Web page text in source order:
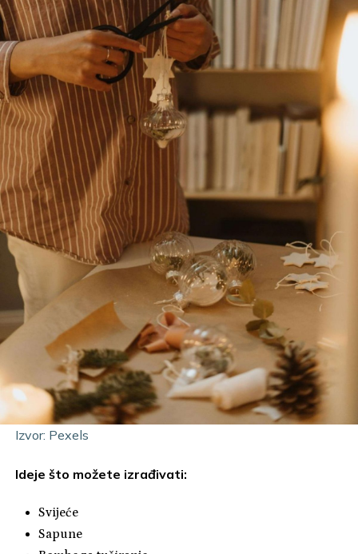
Izvor: Pexels
Ideje što možete izrađivati:
Svijeće
Sapune